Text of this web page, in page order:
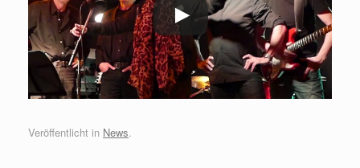
Veröffentlicht in News.